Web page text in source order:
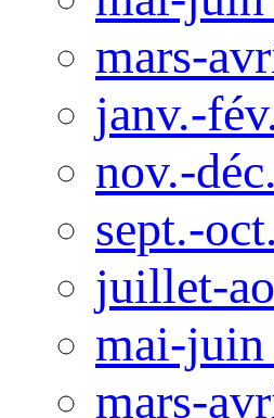
mars-
janv.-
nov.-
sept.-
juillet-
mai-juin
mars-